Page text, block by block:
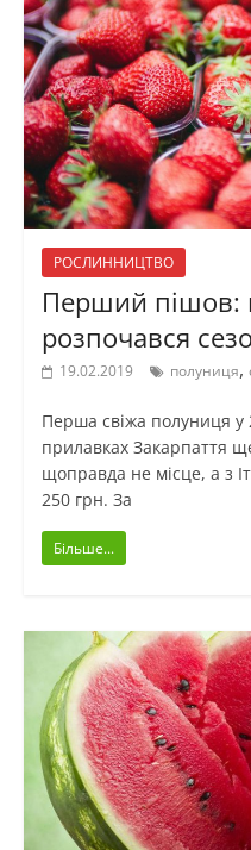
РОСЛИННИЦТВО
Перший пішов:
розпочався
19.02.2019 полуниця,
Перша свіжа полуниця у
прилавках Закарпаття
щоправда не місце, а з
250 грн. За
Більше...